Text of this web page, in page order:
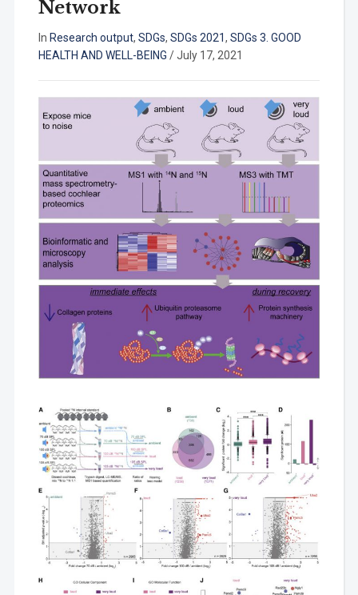
Network
In Research output, SDGs, SDGs 2021, SDGs 3. GOOD
HEALTH AND WELL-BEING /July 17, 2021